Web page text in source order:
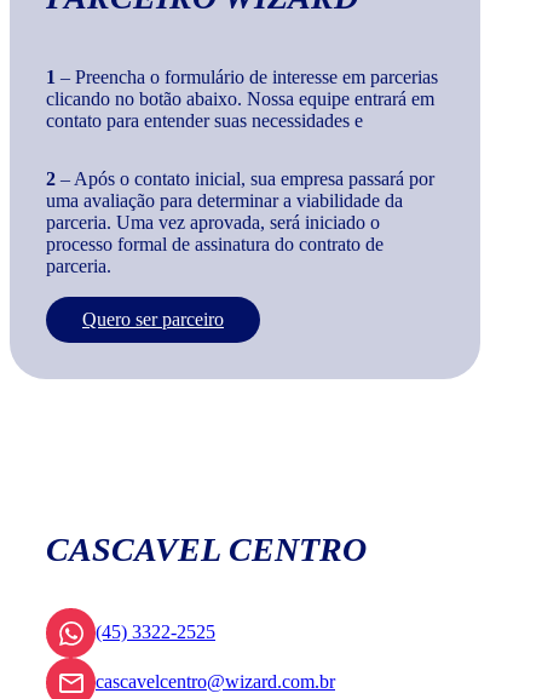
1 – Preencha o formulário de interesse em parcerias
clicando no botão abaixo. Nossa equipe entrará em
contato para entender suas necessidades e
2 – Após o contato inicial, sua empresa passará por
uma avaliação para determinar a viabilidade da
parceria. Uma vez aprovada, será iniciado o
processo formal de assinatura do contrato de
parceria.
Quero ser parceiro
CASCAVEL CENTRO
(45) 3322-2525
cascavelcentro@wizard.com.br